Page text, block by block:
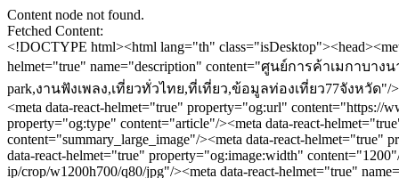
Content node not found.
Fetched Content:
<!DOCTYPE html><html lang="th" class="isDesktop"><head><meta name="theme-color" content="#ED1C24"/><meta name="robots" content="max-image-preview:large, max-video-preview:-1"/><meta property="fb:app_id" content="1675028022749749"/><meta data-react-helmet="true" name="description" content="ศูนย์การค้าเมกาบางนา จัดงานดนตรีในสวนสุดยิ่งใหญ่ส่งท้ายปี “MEGA MUSIC IN THE PARK #5: SPACE JAM คอนสุดแจ่ม ยิ่งแจม ยิ่งจอย”"/><meta data-react-helmet="true" name="keywords" content="เมก้าบางนา,mega music in the park,งานฟังเพลง,เที่ยวทั่วไทย,ที่เที่ยว,ข้อมูลท่องเที่ยว77จังหวัด"/><meta data-react-helmet="true" property="og:description" content="ศูนย์การค้าเมกาบางนา จัดงานดนตรีในสวนสุดยิ่งใหญ่ส่งท้ายปี “MEGA MUSIC IN THE PARK #5: SPACE JAM คอนสุดแจ่ม ยิ่งแจม ยิ่งจอย”"/><meta data-react-helmet="true" property="og:url" content="https://www.sanook.com/travel/1453139/"/><meta data-react-helmet="true" property="og:image" content="https://s.isanook.com/tr/0/ud/290/1453139/mega-mu.jpg?ip/crop/w1200h700/q80/jpg"/><meta data-react-helmet="true" property="og:type" content="article"/><meta data-react-helmet="true" property="og:site_name" content="www.sanook.com/travel"/><meta data-react-helmet="true" name="twitter:site" content="@Sanook"/><meta data-react-helmet="true" name="twitter:card" content="summary_large_image"/><meta data-react-helmet="true" property="og:image:secure_url" content="https://s.isanook.com/tr/0/ud/290/1453139/mega-mu.jpg?ip/crop/w1200h700/q80/jpg"/><meta data-react-helmet="true" property="og:image:type" content="image/jpeg"/><meta data-react-helmet="true" property="og:image:width" content="1200"/><meta data-react-helmet="true" property="og:image:height" content="700"/><meta data-react-helmet="true" name="twitter:image" content="https://s.isanook.com/tr/0/ud/290/1453139/mega-mu.jpg?ip/crop/w1200h700/q80/jpg"/><meta data-react-helmet="true" name="twitter:domain" content="https://www.sanook.com/travel/1453139/"/><meta data-react-helmet="true" id="tbl_image" name="image" content="https://s.isanook.com/tr/0/ud/290/1453139/mega-mu.jpg?ip/crop/w1064h602/q80/webp"/><meta data-react-helmet="true"